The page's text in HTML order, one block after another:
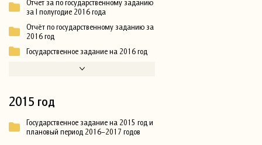
Отчет за по государственному заданию
за I полугодие 2016 года
Отчёт по государственному заданию за
2016 год
Государственное задание на 2016 год
2015 год
Государственное задание на 2015 год и
плановый период 2016–2017 годов